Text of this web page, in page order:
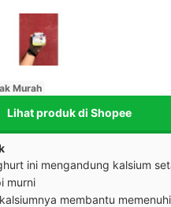
Murah
Lihat produk di Shopee
ini mengandung kalsium
murni
membantu memenuhi